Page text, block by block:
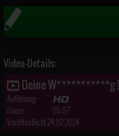
Video-Details:
Deine W***********g !
Auflösung:
Dauer:
05:57
Veröffentlicht 24.02.2024